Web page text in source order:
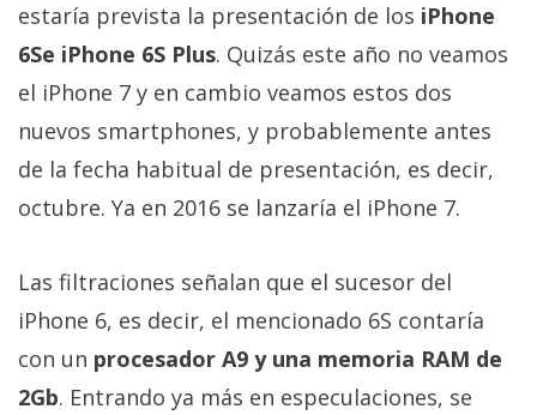
ordenadores,
apps,
informática,
videojuegos,
trucos y
tutoriales.
El Grupo
2026.Algunos
derechos
reservados.
estaría prevista la presentación de los iPhone
6Se iPhone 6S Plus. Quizás este año no veamos
el iPhone 7 y en cambio veamos estos dos
nuevos smartphones, y probablemente antes
de la fecha habitual de presentación, es decir,
octubre. Ya en 2016 se lanzaría el iPhone 7.
Las filtraciones señalan que el sucesor del
iPhone 6, es decir, el mencionado 6S contaría
con un procesador A9 y una memoria RAM de
2Gb. Entrando ya más en especulaciones, se